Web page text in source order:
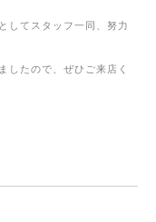
してスタッフ一同、 努力
したので、ぜひご来店く